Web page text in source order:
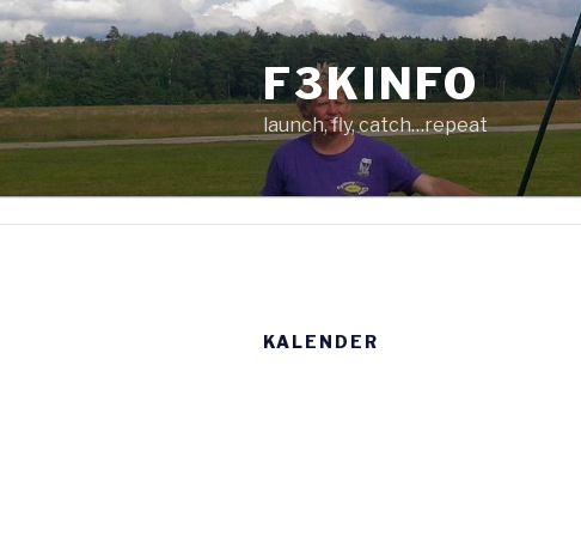
Zum
Inhalt
springen
F3KINFO
launch, fly, catch…repeat
KALENDER